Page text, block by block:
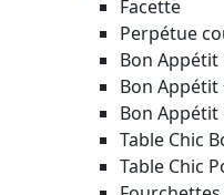
Facette
Perpétue
Bon Appétit
Bon Appétit
Bon Appétit
Table Chic
Table Chic